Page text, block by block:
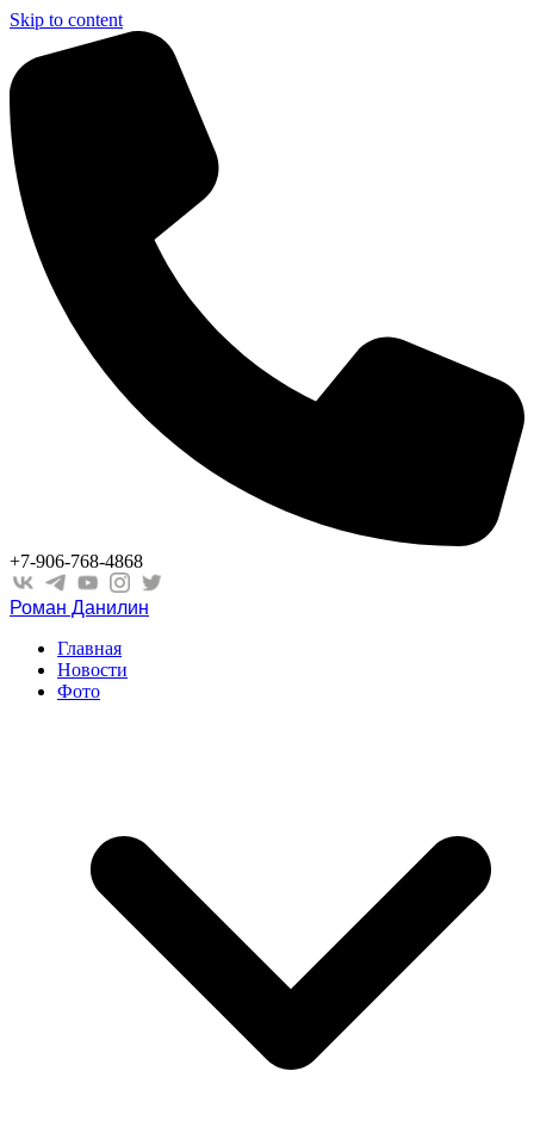
Skip to content
+7-906-768-4868
Роман Данилин
Главная
Новости
Фото